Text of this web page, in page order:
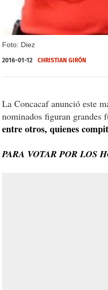
Foto: Diez
2016-01-12 CHRISTIAN GIRÓN
La Concacaf anunció este
nominados figuran grandes
entre otros, quienes
PARA VOTAR POR LOS